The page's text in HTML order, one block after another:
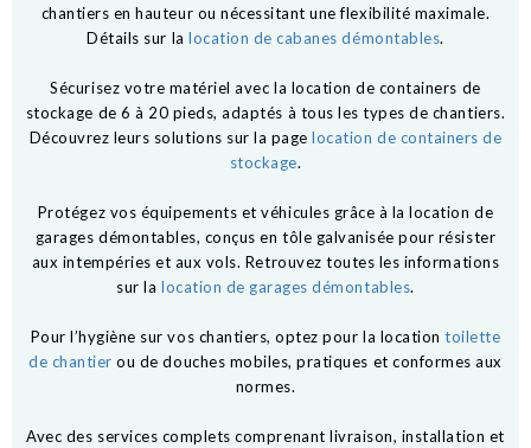
chantiers en hauteur ou nécessitant une flexibilité maximale.
Détails sur lalocation de cabanes démontables.
Sécurisez votre matériel avec la location de containers de
stockage de 6 à 20 pieds, adaptés à tous les types de chantiers.
Découvrez leurs solutions sur la pagelocation de containers de
stockage.
Protégez vos équipements et véhicules grâce à la location de
garages démontables, conçus en tôle galvanisée pour résister
aux intempéries et aux vols. Retrouvez toutes les informations
sur la location de garages démontables.
Pour l’hygiène sur vos chantiers, optez pour la locationtoilette
de chantier ou de douches mobiles, pratiques et conformes aux
normes.
Avec des services complets comprenant livraison, installation et